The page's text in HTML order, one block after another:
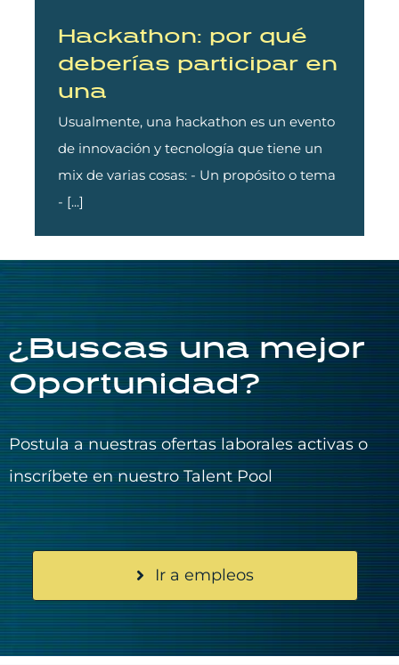
Hackathon: por qué
deberías participar en
una
Usualmente, una hackathon es un evento
de innovación y tecnología que tiene un
mix de varias cosas: - Un propósito o tema
- [...]
¿Buscas una mejor
Oportunidad?
Postula a nuestras ofertas laborales activas o
inscríbete en nuestro Talent Pool
Ir a empleos